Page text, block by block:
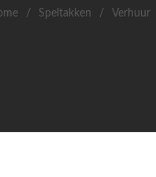
/ Speltakken / Verhuur